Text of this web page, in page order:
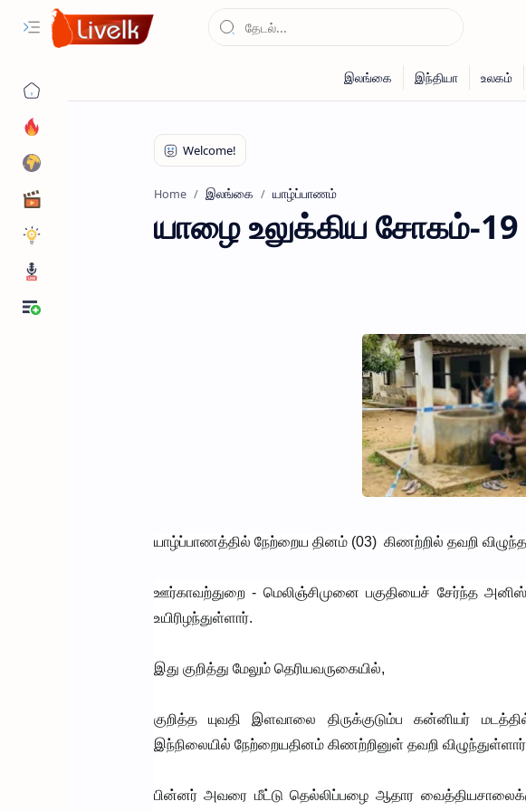
Home இலங்கை யாழ்ப்பாணம்
யாழை உலுக்கிய சோகம்-
யாழ்ப்பாணத்தில் நேற்றைய தினம் (03) கிணற்றில் தவறி விழுந்த
ஊர்காவற்துறை - மெலிஞ்சிமுனை பகுதியைச் சேர்ந்த
உயிரிழந்துள்ளார்.
இது குறித்து மேலும் தெரியவருகையில்,
குறித்த யுவதி இளவாலை திருக்குடும்ப கன்னியர்
இந்நிலையில் நேற்றையதினம் கிணற்றினுள் தவறி
பின்னர் அவரை மீட்டு தெல்லிப்பழை ஆதார